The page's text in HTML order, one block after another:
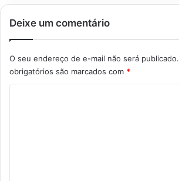
Deixe um comentário
O seu endereço de e-mail não será publicado.
obrigatórios são marcados com *